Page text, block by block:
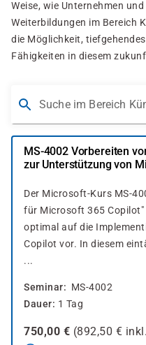
Weise, wie Unternehmen
Weiterbildungen im Bereich
die Möglichkeit,
Fähigkeiten in diesem
Suche im Bereich
MS-4002 Vorbereiten
zur Unterstützung von
Der Microsoft-Kurs MS-
für Microsoft 365
optimal auf die
Copilot vor. In diesem
...
Seminar
MS-4002
Dauer
1 Tag
750,00 € (892,50 € inkl.